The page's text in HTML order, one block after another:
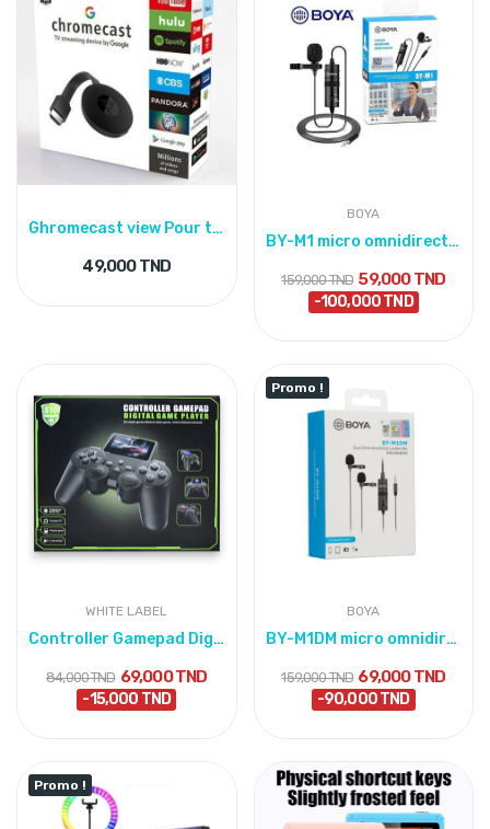
Ghromecast view Pour tv - smartphone
49,000 TND
BOYA
BY-M1 micro omnidirectionnel professionnel -...
159,000 TND 59,000 TND
-100,000 TND
WHITE LABEL
Controller Gamepad Digital Game Player S10
84,000 TND 69,000 TND
-15,000 TND
Promo !
BOYA
BY-M1DM micro omnidirectionnel professionnel -...
159,000 TND 69,000 TND
-90,000 TND
Promo !